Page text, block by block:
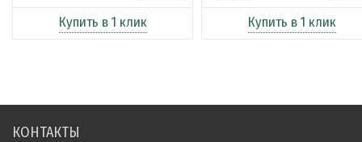
Купить в 1 клик Купить в 1 клик
КОНТАКТЫ